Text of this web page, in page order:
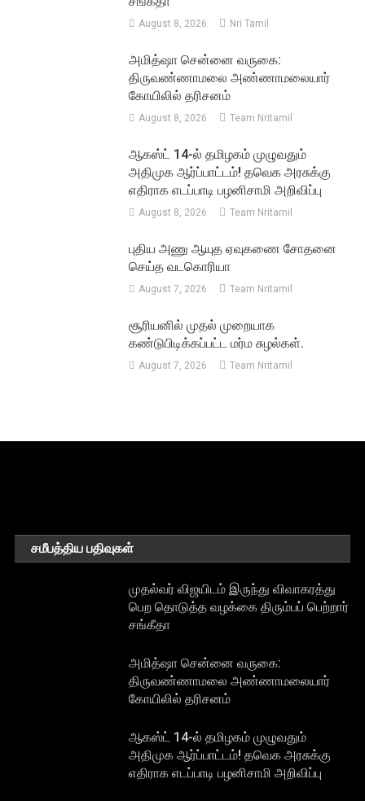
August 8, 2026 Nri Tamil
அமித்ஷா சென்னை வருகை:
திருவண்ணாமலை அண்ணாமலையார்
கோயிலில் தரிசனம்
August 8, 2026 Team Nritamil
ஆகஸ்ட் 14-ல் தமிழகம் முழுவதும்
அதிமுக ஆர்ப்பாட்டம்! தவெக அரசுக்கு
எதிராக எடப்பாடி பழனிசாமி அறிவிப்பு
August 8, 2026 Team Nritamil
புதிய அணு ஆயுத ஏவுகணை சோதனை
செய்த வடகொரியா
August 7, 2026 Team Nritamil
சூரியனில் முதல் முறையாக
கண்டுபிடிக்கப்பட்ட மர்ம சுழல்கள்.
August 7, 2026 Team Nritamil
சமீபத்திய பதிவுகள்
முதல்வர் விஜயிடம் இருந்து விவாகரத்து
பெற தொடுத்த வழக்கை திரும்பப் பெற்றார்
சங்கீதா
அமித்ஷா சென்னை வருகை:
திருவண்ணாமலை அண்ணாமலையார்
கோயிலில் தரிசனம்
ஆகஸ்ட் 14-ல் தமிழகம் முழுவதும்
அதிமுக ஆர்ப்பாட்டம்! தவெக அரசுக்கு
எதிராக எடப்பாடி பழனிசாமி அறிவிப்பு